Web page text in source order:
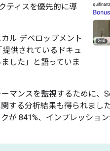
ティスを優先的に導
ル デベロップメント
提供されているドキュ
した」と語っていま
マンスを監視するために
する分析結果も得られま
が 841%、インプレッショ